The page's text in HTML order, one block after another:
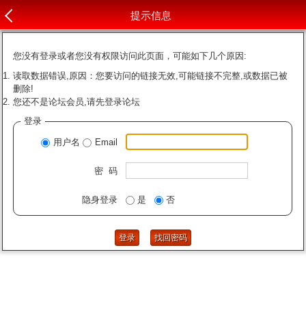
提示信息
您没有登录或者您没有权限访问此页面，可能如下几个原因:
读取数据错误,原因：您要访问的链接无效,可能链接不完整,或数据已被
删除!
您还不是论坛会员,请先登录论坛
登录
用户名 Email
密 码
隐身登录 是 否